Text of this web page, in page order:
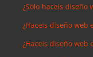
¿Sólo haceis diseño
¿Haceis diseño web
¿Haceis diseño web